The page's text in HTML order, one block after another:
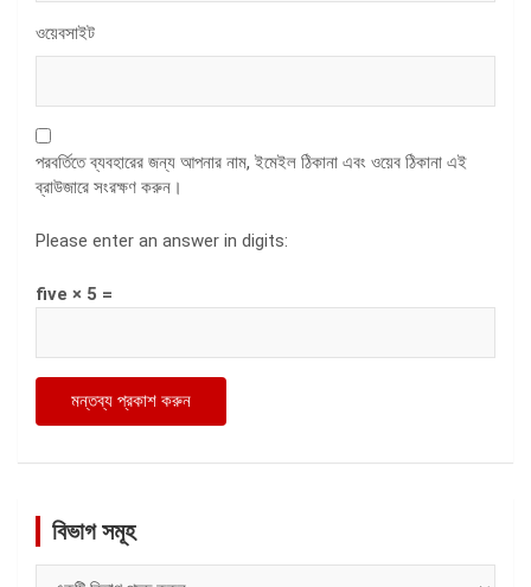
ওয়েবসাইট
পরবর্তিতে ব্যবহারের জন্য আপনার নাম, ইমেইল ঠিকানা এবং ওয়েব ঠিকানা এই
ব্রাউজারে সংরক্ষণ করুন।
Please enter an answer in digits:
five × 5 =
বিভাগ সমূহ